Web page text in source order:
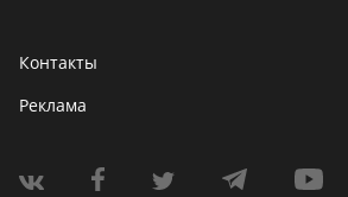
Контакты
Реклама